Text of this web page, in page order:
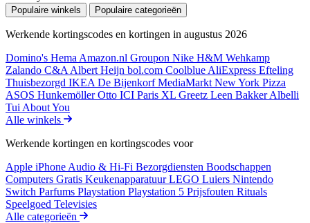
Populaire winkels Populaire categorieën
Werkende kortingscodes en kortingen in augustus 2026
Domino's Hema Amazon.nl Groupon Nike H&M Wehkamp
Zalando C&A Albert Heijn bol.com Coolblue AliExpress Efteling
Thuisbezorgd IKEA De BijenkorfMediaMarkt New York Pizza
ASOS HunkemöllerOtto ICI Paris XL Greetz Leen BakkerAlbelli
Tui About You
Alle winkels
Werkende kortingen en kortingscodes voor
Apple iPhone Audio & Hi-Fi Bezorgdiensten Boodschappen
Computers Gratis KeukenapparatuurLEGO Luiers Nintendo
Switch Parfums Playstation Playstation 5 Prijsfouten Rituals
Speelgoed Televisies
Alle categorieën